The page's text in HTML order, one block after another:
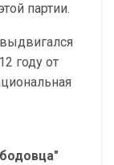
партии.
году от